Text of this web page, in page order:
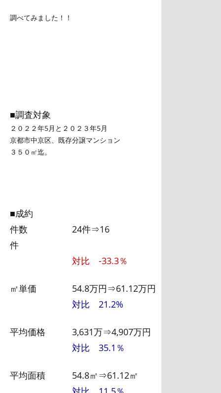
調べてみました！！
■調査対象
２０２２年5月と２０２３年5月
京都市中京区、既存分譲マンション
３５０㎡迄。
■成約
件数 24件⇒16
件
対比 -33.3％
㎡単価 54.8万円⇒61.12万円
対比 21.2%
平均価格 3,631万⇒4,907万円
対比 35.1％
平均面積 54.8㎡⇒61.12㎡